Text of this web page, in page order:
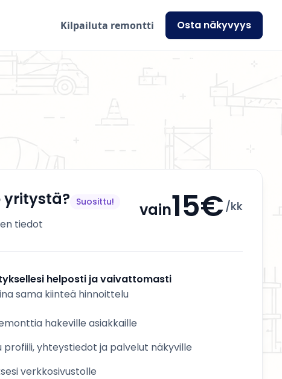
Kilpailuta remontti Osta näkyvyys
yritystä? Suosittu!
tiedot
vain15€ /kk
helposti ja vaivattomasti
sama kiinteä hinnoittelu
hakeville asiakkaille
yhteystiedot ja palvelut näkyville
verkkosivustolle